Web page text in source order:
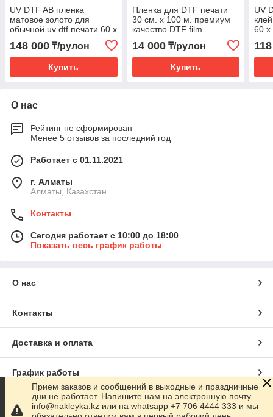
UV DTF AB пленка
матовое золото для
обычной uv dtf печати 60 х
148 000 ₸/рулон
Купить
Пленка для DTF печати
30 см. х 100 м. премиум
качество DTF film
14 000₸/рулон
Купить
UV
60
О нас
Рейтинг не сформирован
Менее 5 отзывов за последний год
Работает с 01.11.2021
г. Алматы
Алматы, Казахстан
Контакты
Сегодня работает с 10:00 до 18:00
Показать весь график работы
О нас
Контакты
Доставка и оплата
График работы
Полная версия сайта
Прием заказов и сообщений в выходные и праздничные
дни не работает. Напишите нам на электронную почту
info@nakleyka.kz или на whatsapp +7 706 4444 333 и мы